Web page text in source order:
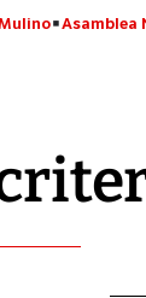
Asamblea